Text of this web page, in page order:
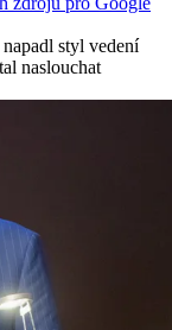
styl vedení
naslouchat